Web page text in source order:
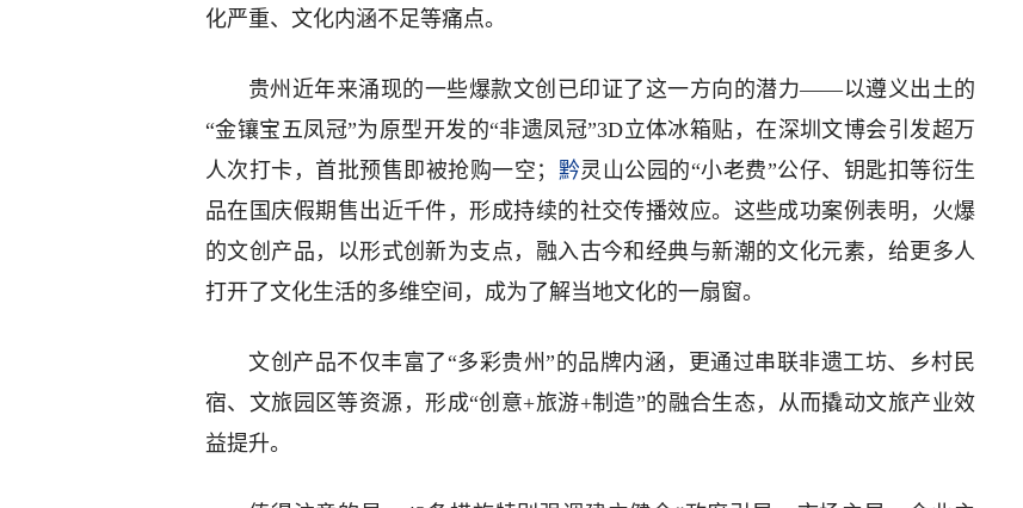
化严重、文化内涵不足等痛点。
贵州近年来涌现的一些爆款文创已印证了这一方向的潜力——以遵义出土的
“金镶宝五凤冠”为原型开发的“非遗凤冠”3D立体冰箱贴，在深圳文博会引发超万
人次打卡，首批预售即被抢购一空； 黔灵山公园的“小老费”公仔、钥匙扣等衍生
品在国庆假期售出近千件，形成持续的社交传播效应。这些成功案例表明，火爆
的文创产品，以形式创新为支点，融入古今和经典与新潮的文化元素，给更多人
打开了文化生活的多维空间，成为了解当地文化的一扇窗。
文创产品不仅丰富了“多彩贵州”的品牌内涵，更通过串联非遗工坊、乡村民
宿、文旅园区等资源，形成“创意+旅游+制造”的融合生态，从而撬动文旅产业效
益提升。